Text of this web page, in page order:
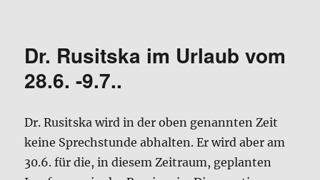
Dr. Rusitska im Urlaub vom
28.6. -9.7..
Dr. Rusitska wird in der oben genannten Zeit
keine Sprechstunde abhalten. Er wird aber am
30.6. für die, in diesem Zeitraum, geplanten